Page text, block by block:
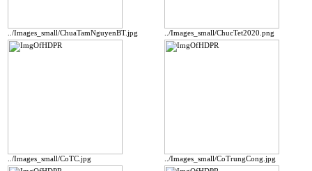
../Images_small/ChuaTamNguyenBT.jpg ../Images_small/ChucTet2020.png
../Images_small/CoTC.jpg ../Images_small/CoTrungCong.jpg